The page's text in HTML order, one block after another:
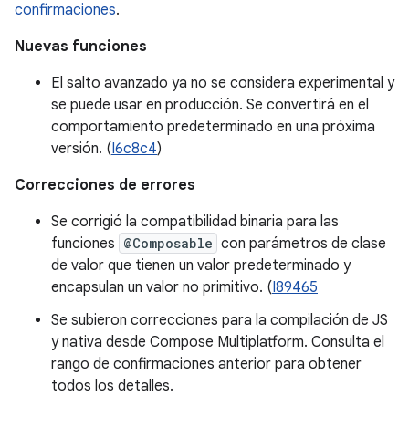
confirmaciones.
Nuevas funciones
El salto avanzado ya no se considera experimental y
se puede usar en producción. Se convertirá en el
comportamiento predeterminado en una próxima
versión. (I6c8c4)
Correcciones de errores
Se corrigió la compatibilidad binaria para las
funciones @Composable con parámetros de clase
de valor que tienen un valor predeterminado y
encapsulan un valor no primitivo. (I89465
Se subieron correcciones para la compilación de JS
y nativa desde Compose Multiplatform. Consulta el
rango de confirmaciones anterior para obtener
todos los detalles.